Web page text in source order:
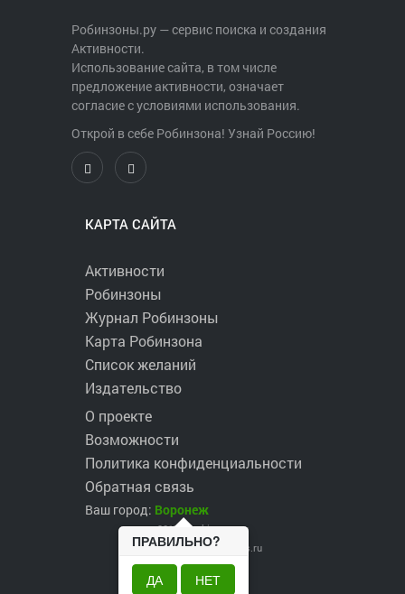
Робинзоны.ру — сервис поиска и создания
Активности.
Использование сайта, в том числе
предложение активности, означает
согласие с условиями использования.
Открой в себе Робинзона! Узнай Россию!
КАРТА САЙТА
Активности
Робинзоны
Журнал Робинзоны
Карта Робинзона
Список желаний
Издательство
О проекте
Возможности
Политика конфиденциальности
Обратная связь
Ваш город: Воронеж
ПРАВИЛЬНО?
ДА НЕТ
2017 ©robinzons.ru
robinzons@robinzons.ru